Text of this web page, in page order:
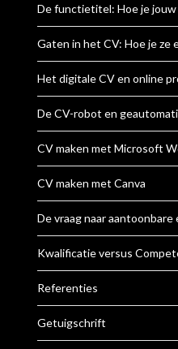
De functietitel: Hoe je
Gaten in het CV: Hoe je ze
Het digitale CV en online
De CV-robot en
CV maken met Microsoft
CV maken met Canva
De vraag naar aantoonbare
Kwalificatie versus
Referenties
Getuigschrift